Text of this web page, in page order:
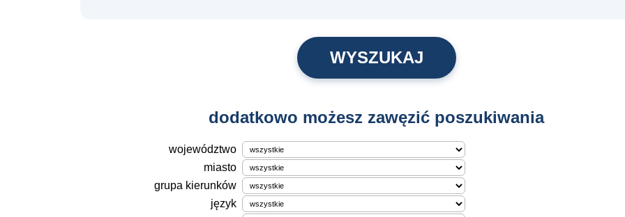
dodatkowo możesz zawęzić poszukiwania
województwo
miasto
grupa kierunków
język